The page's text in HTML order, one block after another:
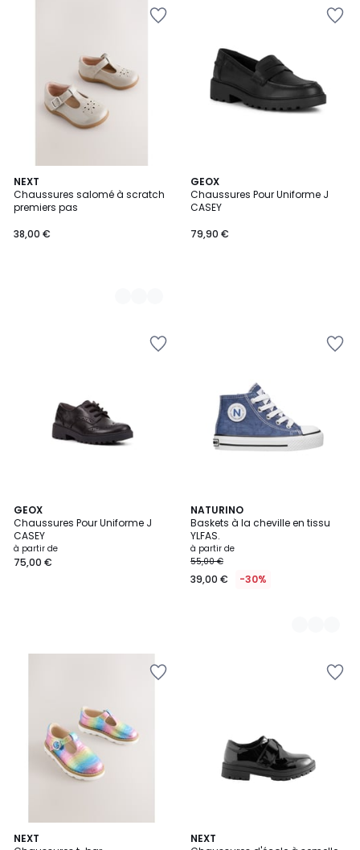
NEXT
Chaussures salomé à scratch
premiers pas
38,00 €
2
Couleurs
GEOX
Chaussures Pour Uniforme J
CASEY
79,90 €
GEOX
Chaussures Pour Uniforme J
CASEY
à partir de
75,00 €
NATURINO
Baskets à la cheville en tissu
YLFAS.
à partir de
55,00 €
39,00 € -30%
5
Couleurs
NEXT
NEXT